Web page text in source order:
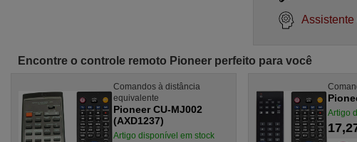
Assistente
Encontre o controle remoto Pioneer perfeito para você
Comandos à distância
equivalente
Pioneer CU-MJ002
(AXD1237)
Artigo disponível em stock
Artigo